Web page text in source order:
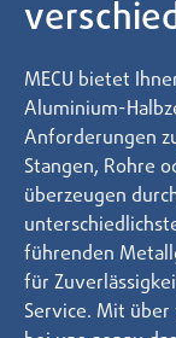
MECU bietet
Aluminium-
Anforderungen
Stangen, Rohre
überzeugen
führenden
für
Service. Mit